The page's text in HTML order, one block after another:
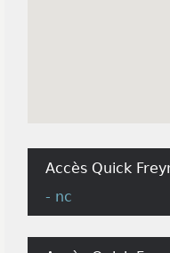
Accès Quick
- nc